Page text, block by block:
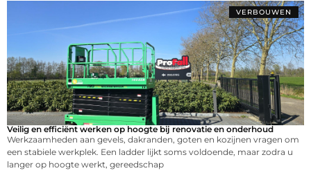
VERBOUWEN
Veilig en efficiënt werken op hoogte bij renovatie en onderhoud
Werkzaamheden aan gevels, dakranden, goten en kozijnen vragen om
een stabiele werkplek. Een ladder lijkt soms voldoende, maar zodra u
langer op hoogte werkt, gereedschap